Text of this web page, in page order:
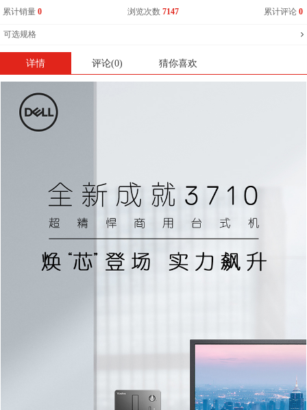
累计销量 0 浏览次数 7147 累计评论 0
可选规格
详情 评论(0) 猜你喜欢